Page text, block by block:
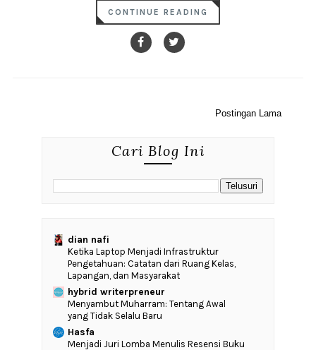
CONTINUE READING
Postingan Lama
Cari Blog Ini
dian nafi
Ketika Laptop Menjadi Infrastruktur
Pengetahuan: Catatan dari Ruang Kelas,
Lapangan, dan Masyarakat
hybrid writerpreneur
Menyambut Muharram: Tentang Awal
yang Tidak Selalu Baru
Hasfa
Menjadi Juri Lomba Menulis Resensi Buku